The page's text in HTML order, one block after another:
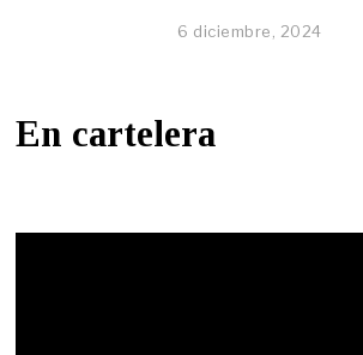
6 diciembre, 2024
En cartelera